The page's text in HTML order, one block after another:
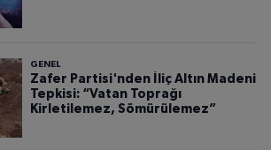
GENEL
Zafer Partisi'nden İliç Altın Madeni
Tepkisi: “Vatan Toprağı
Kirletilemez, Sömürülemez”